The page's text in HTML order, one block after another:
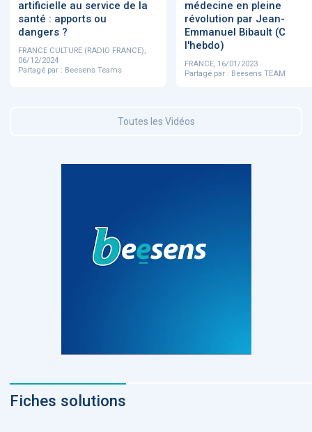
artificielle au service de la
santé : apports ou
dangers ?
FRANCE CULTURE (RADIO FRANCE),
06/12/2024
Partagé par : Beesens Teams
médecine en pleine
révolution par Jean-
Emmanuel Bibault (C
l'hebdo)
FRANCE, 16/01/2023
Partagé par : Beesens TEAM
Toutes les Vidéos
Fiches solutions